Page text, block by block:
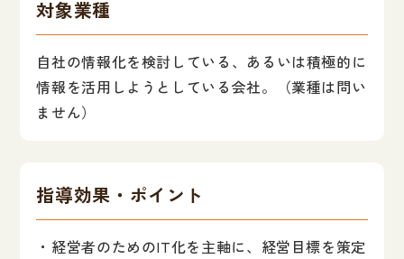
対象業種
自社の情報化を検討している、あるいは積極的に
情報を活用しようとしている会社。（業種は問い
ません）
指導効果・ポイント
・経営者のためのIT化を主軸に、経営目標を策定